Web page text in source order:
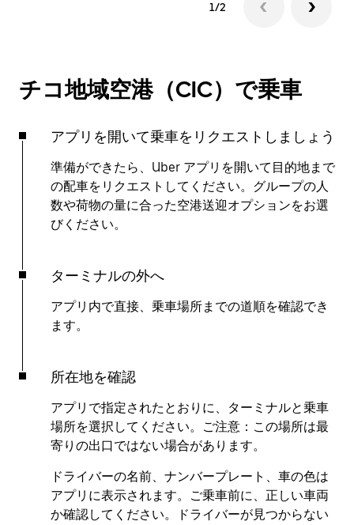
1/2
チコ地域空港（CIC）で乗車
アプリを開いて乗車をリクエストしましょう
準備ができたら、Uber アプリを開いて目的地まで
の配車をリクエストしてください。グループの人
数や荷物の量に合った空港送迎オプションをお選
びください。
ターミナルの外へ
アプリ内で直接、乗車場所までの道順を確認でき
ます。
所在地を確認
アプリで指定されたとおりに、ターミナルと乗車
場所を選択してください。ご注意：この場所は最
寄りの出口ではない場合があります。
ドライバーの名前、ナンバープレート、車の色は
アプリに表示されます。ご乗車前に、正しい車両
か確認してください。ドライバーが見つからない